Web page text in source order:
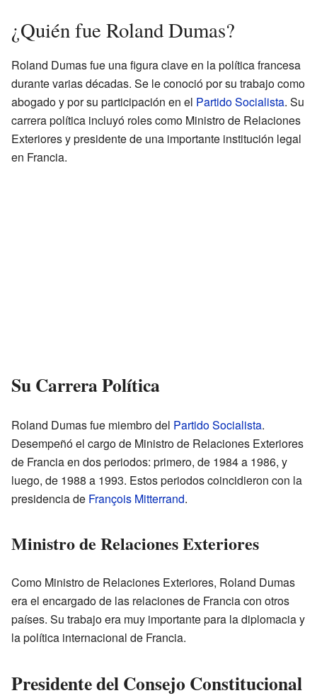
¿Quién fue Roland Dumas?
Roland Dumas fue una figura clave en la política francesa
durante varias décadas. Se le conoció por su trabajo como
abogado y por su participación en el Partido Socialista. Su
carrera política incluyó roles como Ministro de Relaciones
Exteriores y presidente de una importante institución legal
en Francia.
Su Carrera Política
Roland Dumas fue miembro del Partido Socialista.
Desempeñó el cargo de Ministro de Relaciones Exteriores
de Francia en dos periodos: primero, de 1984 a 1986, y
luego, de 1988 a 1993. Estos periodos coincidieron con la
presidencia de François Mitterrand.
Ministro de Relaciones Exteriores
Como Ministro de Relaciones Exteriores, Roland Dumas
era el encargado de las relaciones de Francia con otros
países. Su trabajo era muy importante para la diplomacia y
la política internacional de Francia.
Presidente del Consejo Constitucional